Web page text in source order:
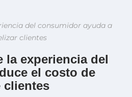
del consumidor ayuda a
clientes
la experiencia del
el costo de
clientes